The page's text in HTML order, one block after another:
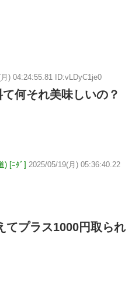
) 04:24:55.81 ID:vLDyC1je0
何それ美味しいの？
) [ﾆﾀﾞ] 2025/05/19(月) 05:36:40.22
てプラス1000円取られ